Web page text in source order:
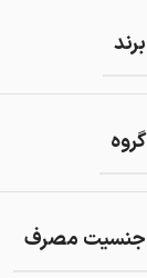
برند
گروه
جنسیت مصرف